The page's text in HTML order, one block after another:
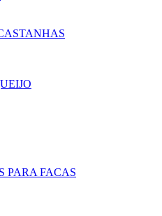
PARA FACAS